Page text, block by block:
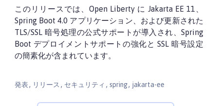
このリリースでは、Open Liberty に Jakarta EE 11、
Spring Boot 4.0 アプリケーション、および更新された
TLS/SSL 暗号処理の公式サポートが導入され、Spring
Boot デプロイメントサポートの強化と SSL 暗号設定
の簡素化が含まれています。
発表, リリース , セキュリティ , spring, jakarta-ee